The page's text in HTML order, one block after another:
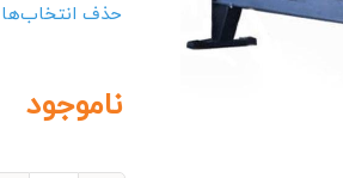
حذف انتخاب‌ها
ناموجود